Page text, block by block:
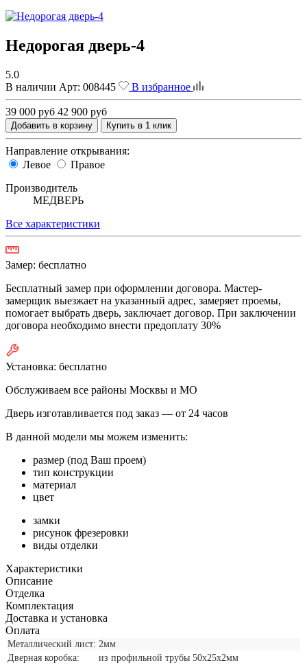
Недорогая дверь-4
5.0
В наличии Арт: 008445 В избранное
39 000 руб 42 900 руб
Добавить в корзину Купить в 1 клик
Направление открывания:
Левое
Правое
Производитель
МЕДВЕРЬ
Все характеристики
Замер: бесплатно
Бесплатный замер при оформлении договора. Мастер-
замерщик выезжает на указанный адрес, замеряет проемы,
помогает выбрать дверь, заключает договор. При заключении
договора необходимо внести предоплату 30%
Установка: бесплатно
Обслуживаем все районы Москвы и МО
Дверь изготавливается под заказ — от 24 часов
В данной модели мы можем изменить:
размер (под Ваш проем)
тип конструкции
материал
цвет
замки
рисунок фрезеровки
виды отделки
Характеристики
Описание
Отделка
Комплектация
Доставка и установка
Оплата
Металлический лист: 2мм
Дверная коробка:
из профильной трубы 50х25х2мм